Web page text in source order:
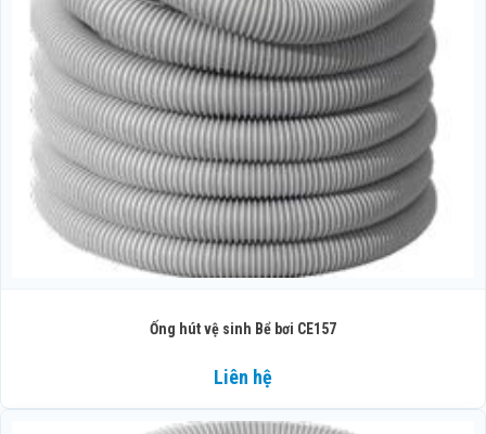
Ống hút vệ sinh Bể bơi CE157
Liên hệ